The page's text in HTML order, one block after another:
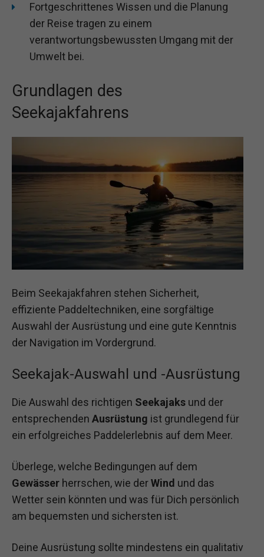
Fortgeschrittenes Wissen und die Planung
der Reise tragen zu einem
verantwortungsbewussten Umgang mit der
Umwelt bei.
Grundlagen des
Seekajakfahrens
Beim Seekajakfahren stehen Sicherheit,
effiziente Paddeltechniken, eine sorgfältige
Auswahl der Ausrüstung und eine gute Kenntnis
der Navigation im Vordergrund.
Seekajak-Auswahl und -Ausrüstung
Die Auswahl des richtigen Seekajaks und der
entsprechenden Ausrüstung ist grundlegend für
ein erfolgreiches Paddelerlebnis auf dem Meer.
Überlege, welche Bedingungen auf dem
Gewässer herrschen, wie derWind und das
Wetter sein könnten und was für Dich persönlich
am bequemsten und sichersten ist.
Deine Ausrüstung sollte mindestens ein qualitativ